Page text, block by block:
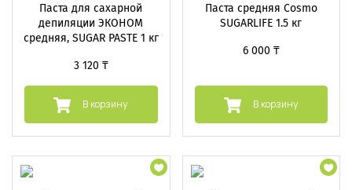
Паста для сахарной
депиляции ЭКОНОМ
средняя, SUGAR PASTE 1 кг
3 120 ₸
В корзину
Паста средняя Cosmo
SUGARLIFE 1.5 кг
6 000 ₸
В корзину